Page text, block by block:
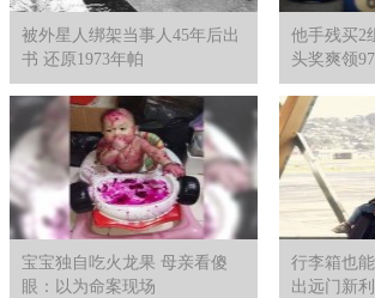
7/18~7/21在台北国立台湾科学教育馆展出，
立科学工艺博物馆北馆，现场除了展出过去一
原理制作的得奖作品，也还有科学工作坊让孩
年都可吸引7~8千人参展，也成为家长暑假带
被外星人绑架当事人45年后出
书 还原1973年帕
他手残买2
头奖爽领
宝宝独自吃火龙果 母亲看傻
眼：以为命案现场
行李箱也
出远门新